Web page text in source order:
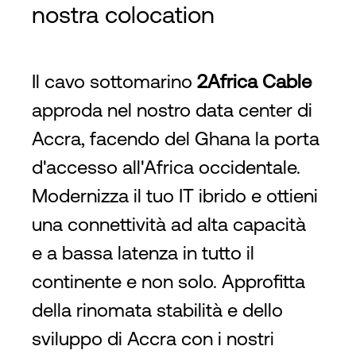
nostra colocation
Il cavo sottomarino 2Africa Cable
approda nel nostro data center di
Accra, facendo del Ghana la porta
d'accesso all'Africa occidentale.
Modernizza il tuo IT ibrido e ottieni
una connettività ad alta capacità
e a bassa latenza in tutto il
continente e non solo. Approfitta
della rinomata stabilità e dello
sviluppo di Accra con i nostri